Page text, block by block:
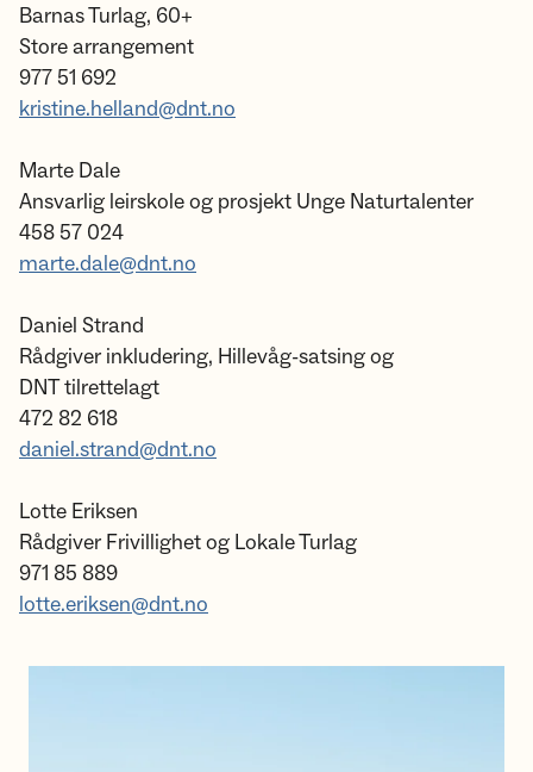
Barnas Turlag, 60+
Store arrangement
977 51 692
kristine.helland@dnt.no
Marte Dale
Ansvarlig leirskole og prosjekt Unge Naturtalenter
458 57 024
marte.dale@dnt.no
Daniel Strand
Rådgiver inkludering, Hillevåg-satsing og
DNT tilrettelagt
472 82 618
daniel.strand@dnt.no
Lotte Eriksen
Rådgiver Frivillighet og Lokale Turlag
971 85 889
lotte.eriksen@dnt.no